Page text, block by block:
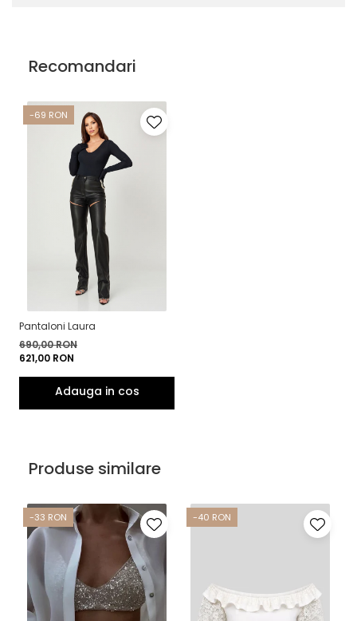
Recomandari
-69 RON
Pantaloni Laura
690,00 RON
621,00 RON
Produse similare
-33 RON -40 RON